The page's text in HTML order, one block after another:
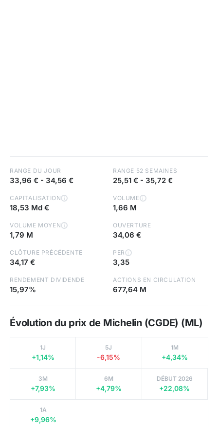
RANGE DU JOUR
33,96 € - 34,56 €
RANGE 52 SEMAINES
25,51 € - 35,72 €
CAPITALISATION i
18,53 Md €
VOLUME i
1,66 M
VOLUME MOYEN i
1,79 M
OUVERTURE
34,06 €
CLÔTURE PRÉCÉDENTE
34,17 €
PER i
3,35
RENDEMENT DIVIDENDE
15,97%
ACTIONS EN CIRCULATION
677,64 M
Évolution du prix de Michelin (CGDE) (ML)
1J
+1,14%
5J
-6,15%
1M
+4,34%
3M
+7,93%
6M
+4,79%
DÉBUT 2026
+22,08%
1A
+9,96%